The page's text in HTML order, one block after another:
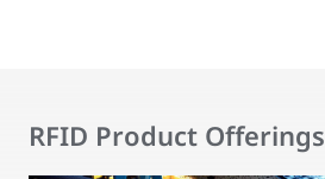
RFID Product Offerings